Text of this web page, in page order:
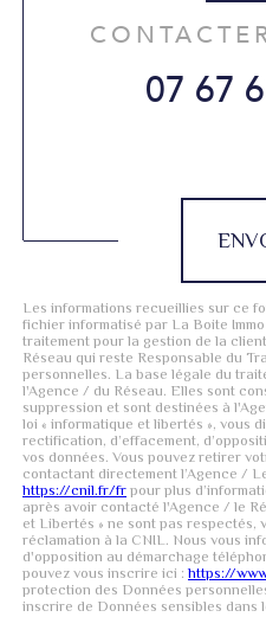
07 67
Les informations recueillies sur ce
fichier informatisé par La Boite
traitement pour la gestion de la
Réseau qui reste Responsable du
personnelles. La base légale du
l'Agence / du Réseau. Elles sont
suppression et sont destinées à
loi « informatique et libertés », vous
rectification, d’effacement,
vos données. Vous pouvez retirer
contactant directement l’Agence /
https://cnil.fr/fr pour plus
après avoir contacté l'Agence / le
et Libertés » ne sont pas respectés,
réclamation à la CNIL. Nous vous
d'opposition au démarchage
pouvez vous inscrire ici : https://
protection des Données
inscrire de Données sensibles dans